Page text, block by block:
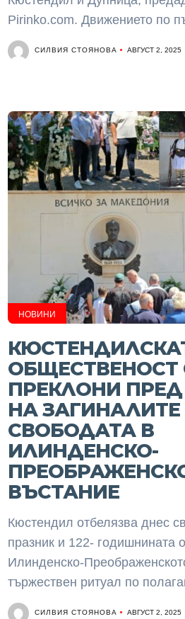
Pirinko.com. Движението по
СИЛВИЯ СТОЯНОВА АВГУСТ 2, 2025
НОВИНИ
ОБЩЕСТВЕНОСТ
ПРЕКЛОНИ
НА ЗАГИНАЛИТЕ
СВОБОДАТА В
ИЛИНДЕНСКО-
ВЪСТАНИЕ
Кюстендил отбелязва днес
празник и 122- годишнината
Илинденско-
тържествен ритуал по
СИЛВИЯ СТОЯНОВА АВГУСТ 2, 2025